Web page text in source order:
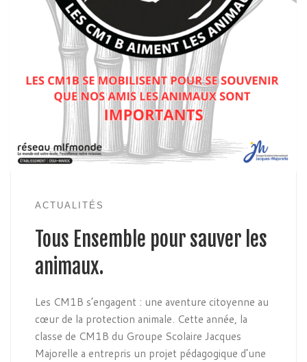
ACTUALITÉS
Tous Ensemble pour sauver les
animaux.
Les CM1B s’engagent : une aventure citoyenne au
cœur de la protection animale. Cette année, la
classe de CM1B du Groupe Scolaire Jacques
Majorelle a entrepris un projet pédagogique d’une